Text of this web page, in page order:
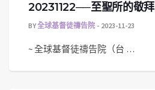
20231122──至聖所的敬拜
BY全球基督徒禱告院 2023-11-23
~ 全球基督徒禱告院（台 …